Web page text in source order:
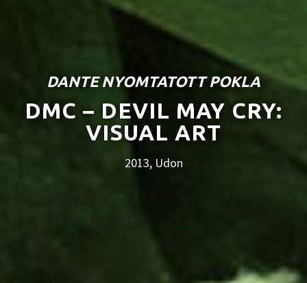
DANTE NYOMTATOTT POKLA
DMC – DEVIL MAY CRY:
VISUAL ART
2013, Udon